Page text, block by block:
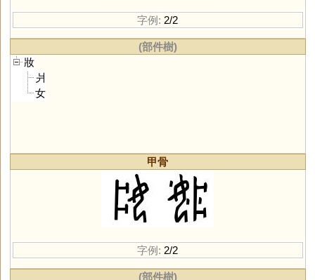
字例: 2/2
(部件樹)
妝
爿
女
甲骨
字例: 2/2
(部件樹)